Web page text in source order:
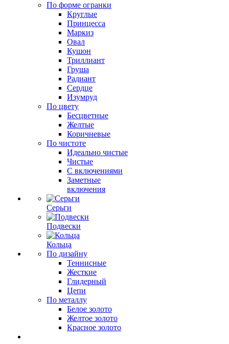
По форме огранки
Круглые
Принцесса
Маркиз
Овал
Кушон
Триллиант
Груша
Радиант
Сердце
Изумруд
По цвету
Бесцветные
Желтые
Коричневые
По чистоте
Идеально чистые
Чистые
С включениями
Заметные
включения
Серьги
Подвески
Кольца
По дизайну
Теннисные
Жесткие
Глидерный
Цепи
По металлу
Белое золото
Желтое золото
Красное золото